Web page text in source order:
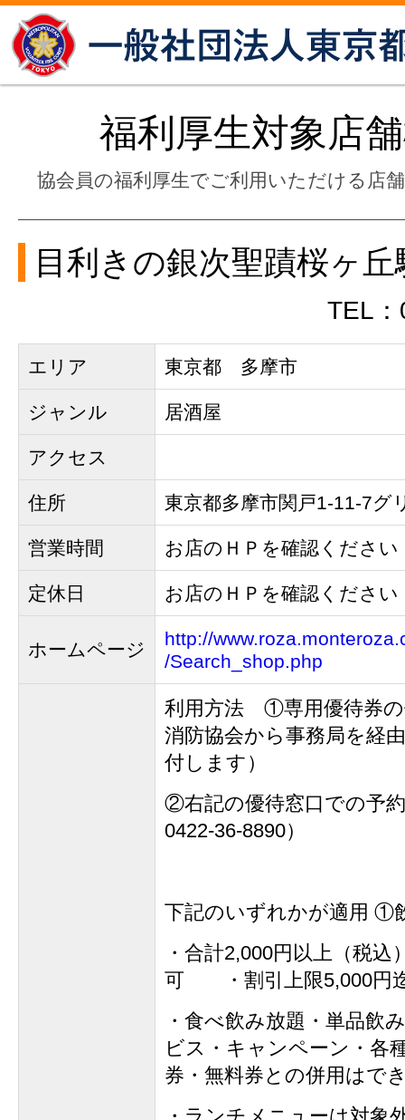
福利厚生対象店
協会員の福利厚生でご利用いただける店
目利きの銀次聖蹟桜ヶ丘
TEL
エリア 東京都 多摩市
ジャンル 居酒屋
アクセス
住所 東京都多摩市関戸1-11-7グ
営業時間 お店のＨＰを確認ください
定休日 お店のＨＰを確認ください
ホームページ
http://
/Search_shop.php
利用方法 ①専用優待券
消防協会から事務局を経
付します）
②右記の優待窓口での予
0422-36-8890）
下記のいずれかが適用 ①
・合計2,000円以上（税込
可 ・割引上限5,000円
・食べ飲み放題・単品飲
ビス・キャンペーン・各
券・無料券との併用はで